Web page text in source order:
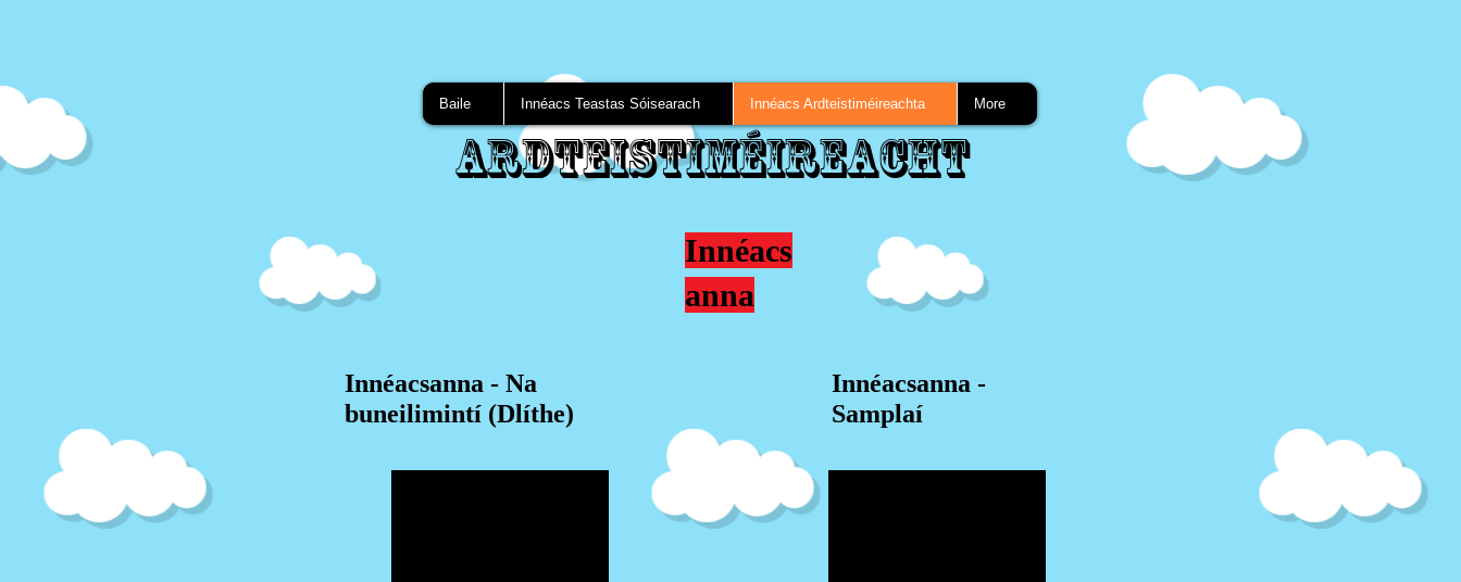
Ardteistiméireacht
Innéacs
anna
Innéacsanna - Na
buneilimintí (Dlíthe)
Innéacsanna -
Samplaí
Baile Innéacs Teastas Sóisearach Innéacs Ardteistiméireachta More